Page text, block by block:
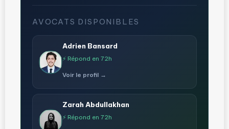
AVOCATS DISPONIBLES
Adrien Bansard
⚡ Répond en 72h
Voir le profil →
Zarah Abdullakhan
⚡ Répond en 72h